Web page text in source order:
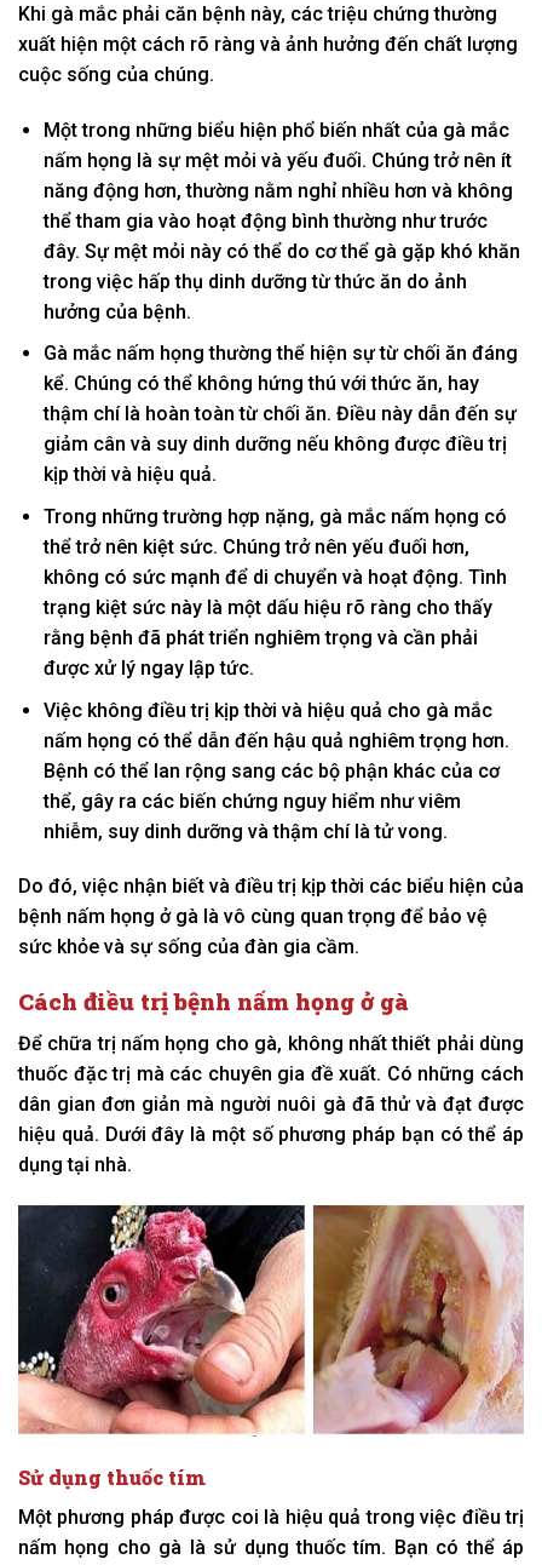
Khi gà mắc phải căn bệnh này, các triệu chứng thường
xuất hiện một cách rõ ràng và ảnh hưởng đến chất lượng
cuộc sống của chúng.
Một trong những biểu hiện phổ biến nhất của gà mắc
nấm họng là sự mệt mỏi và yếu đuối. Chúng trở nên ít
năng động hơn, thường nằm nghỉ nhiều hơn và không
thể tham gia vào hoạt động bình thường như trước
đây. Sự mệt mỏi này có thể do cơ thể gà gặp khó khăn
trong việc hấp thụ dinh dưỡng từ thức ăn do ảnh
hưởng của bệnh.
Gà mắc nấm họng thường thể hiện sự từ chối ăn đáng
kể. Chúng có thể không hứng thú với thức ăn, hay
thậm chí là hoàn toàn từ chối ăn. Điều này dẫn đến sự
giảm cân và suy dinh dưỡng nếu không được điều trị
kịp thời và hiệu quả.
Trong những trường hợp nặng, gà mắc nấm họng có
thể trở nên kiệt sức. Chúng trở nên yếu đuối hơn,
không có sức mạnh để di chuyển và hoạt động. Tình
trạng kiệt sức này là một dấu hiệu rõ ràng cho thấy
rằng bệnh đã phát triển nghiêm trọng và cần phải
được xử lý ngay lập tức.
Việc không điều trị kịp thời và hiệu quả cho gà mắc
nấm họng có thể dẫn đến hậu quả nghiêm trọng hơn.
Bệnh có thể lan rộng sang các bộ phận khác của cơ
thể, gây ra các biến chứng nguy hiểm như viêm
nhiễm, suy dinh dưỡng và thậm chí là tử vong.
Do đó, việc nhận biết và điều trị kịp thời các biểu hiện của
bệnh nấm họng ở gà là vô cùng quan trọng để bảo vệ
sức khỏe và sự sống của đàn gia cầm.
Cách điều trị bệnh nấm họng ở gà
Để chữa trị nấm họng cho gà, không nhất thiết phải dùng
thuốc đặc trị mà các chuyên gia đề xuất. Có những cách
dân gian đơn giản mà người nuôi gà đã thử và đạt được
hiệu quả. Dưới đây là một số phương pháp bạn có thể áp
dụng tại nhà.
Sử dụng thuốc tím
Một phương pháp được coi là hiệu quả trong việc điều trị
nấm họng cho gà là sử dụng thuốc tím. Bạn có thể áp